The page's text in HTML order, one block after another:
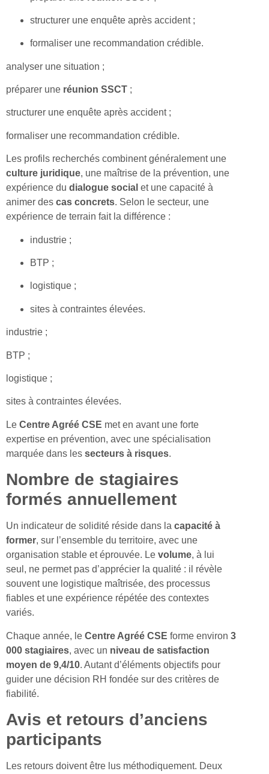
structurer une enquête après accident ;
formaliser une recommandation crédible.
analyser une situation ;
préparer une réunion SSCT ;
structurer une enquête après accident ;
formaliser une recommandation crédible.
Les profils recherchés combinent généralement une
culture juridique, une maîtrise de la prévention, une
expérience du dialogue social et une capacité à
animer des cas concrets. Selon le secteur, une
expérience de terrain fait la différence :
industrie ;
BTP ;
logistique ;
sites à contraintes élevées.
industrie ;
BTP ;
logistique ;
sites à contraintes élevées.
Le Centre Agréé CSE met en avant une forte
expertise en prévention, avec une spécialisation
marquée dans les secteurs à risques.
Nombre de stagiaires
formés annuellement
Un indicateur de solidité réside dans la capacité à
former, sur l’ensemble du territoire, avec une
organisation stable et éprouvée. Le volume, à lui
seul, ne permet pas d’apprécier la qualité : il révèle
souvent une logistique maîtrisée, des processus
fiables et une expérience répétée des contextes
variés.
Chaque année, le Centre Agréé CSE forme environ 3
000 stagiaires, avec un niveau de satisfaction
moyen de 9,4/10. Autant d’éléments objectifs pour
guider une décision RH fondée sur des critères de
fiabilité.
Avis et retours d’anciens
participants
Les retours doivent être lus méthodiquement. Deux